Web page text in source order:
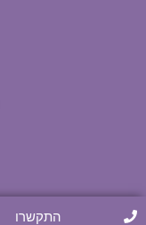
התקשרו